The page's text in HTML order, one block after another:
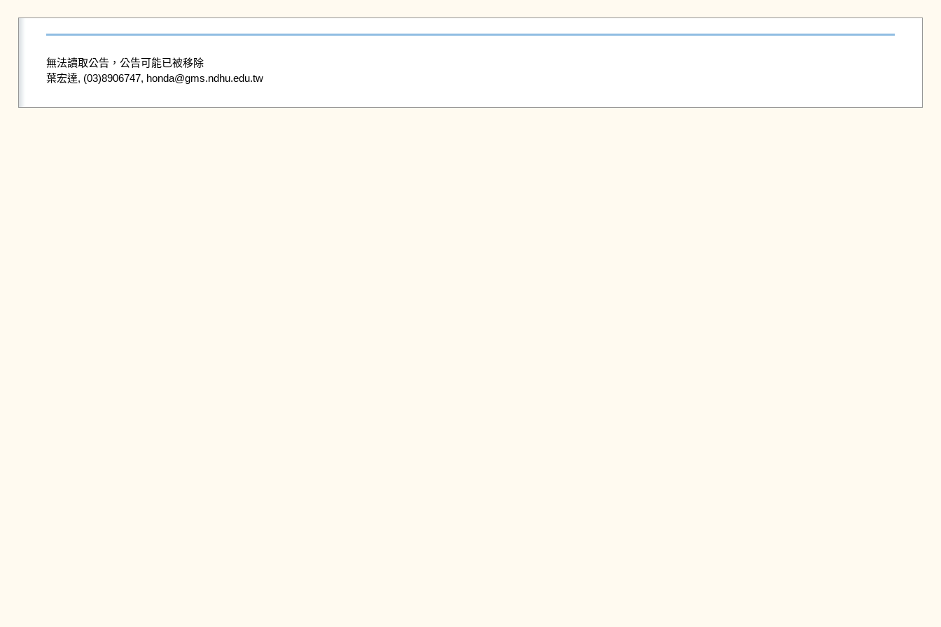
無法讀取公告，公告可能已被移除
葉宏達, (03)8906747, honda@gms.ndhu.edu.tw